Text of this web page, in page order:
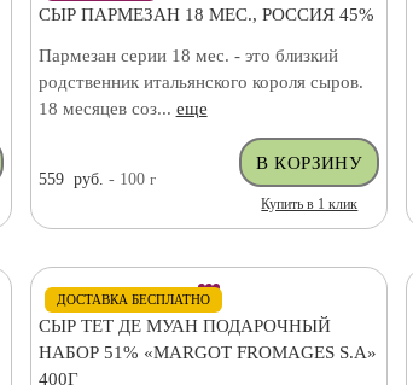
СЫР ПАРМЕЗАН 18 МЕС., РОССИЯ 45%
Пармезан серии 18 мес. - это близкий
родственник итальянского короля сыров.
18 месяцев соз... еще
559 руб. - 100 г
Купить в 1 клик
ДОСТАВКА БЕСПЛАТНО
СЫР ТЕТ ДЕ МУАН ПОДАРОЧНЫЙ
НАБОР 51% «MARGOT FROMAGES S.A»
400Г